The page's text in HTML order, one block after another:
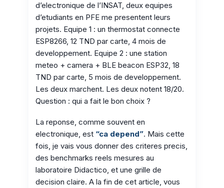
d’electronique de l’INSAT, deux equipes
d’etudiants en PFE me presentent leurs
projets. Equipe 1 : un thermostat connecte
ESP8266, 12 TND par carte, 4 mois de
developpement. Equipe 2 : une station
meteo + camera + BLE beacon ESP32, 18
TND par carte, 5 mois de developpement.
Les deux marchent. Les deux notent 18/20.
Question : qui a fait le bon choix ?
La reponse, comme souvent en
electronique, est “ca depend”. Mais cette
fois, je vais vous donner des criteres precis,
des benchmarks reels mesures au
laboratoire Didactico, et une grille de
decision claire. A la fin de cet article, vous